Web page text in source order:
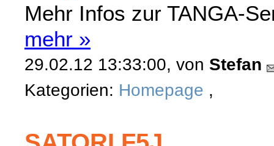
Mehr Infos zur TANGA-
mehr »
29.02.12 13:33:00, von Stefan
Kategorien: Homepage ,